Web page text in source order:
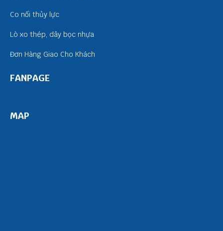
Co nối thủy lực
Lò xo thép, dây bọc nhựa
Đơn Hàng Giao Cho Khách
FANPAGE
MAP